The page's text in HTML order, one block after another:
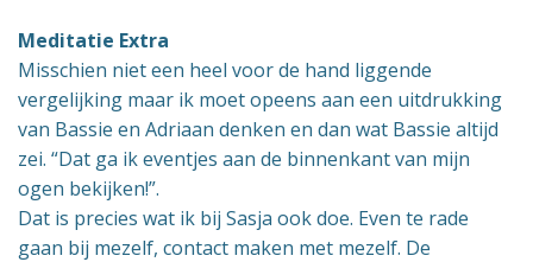
Meditatie Extra
Misschien niet een heel voor de hand liggende
vergelijking maar ik moet opeens aan een uitdrukking
van Bassie en Adriaan denken en dan wat Bassie altijd
zei. “Dat ga ik eventjes aan de binnenkant van mijn
ogen bekijken!”.
Dat is precies wat ik bij Sasja ook doe. Even te rade
gaan bij mezelf, contact maken met mezelf. De